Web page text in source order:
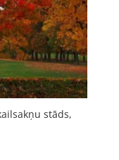
stāds,